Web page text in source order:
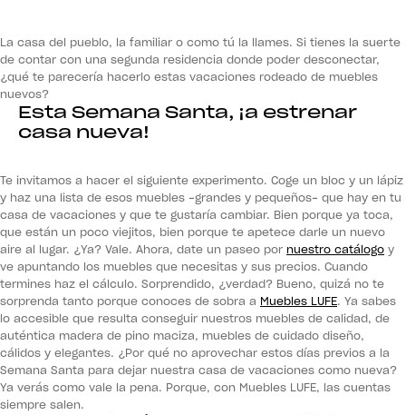
La casa del pueblo, la familiar o como tú la llames. Si tienes la suerte
de contar con una segunda residencia donde poder desconectar,
¿qué te parecería hacerlo estas vacaciones rodeado de muebles
nuevos?
Esta Semana Santa, ¡a estrenar
casa nueva!
Te invitamos a hacer el siguiente experimento. Coge un bloc y un lápiz
y haz una lista de esos muebles -grandes y pequeños- que hay en tu
casa de vacaciones y que te gustaría cambiar. Bien porque ya toca,
que están un poco viejitos, bien porque te apetece darle un nuevo
aire al lugar. ¿Ya? Vale. Ahora, date un paseo por nuestro catálogo y
ve apuntando los muebles que necesitas y sus precios. Cuando
termines haz el cálculo. Sorprendido, ¿verdad? Bueno, quizá no te
sorprenda tanto porque conoces de sobra a Muebles LUFE. Ya sabes
lo accesible que resulta conseguir nuestros muebles de calidad, de
auténtica madera de pino maciza, muebles de cuidado diseño,
cálidos y elegantes. ¿Por qué no aprovechar estos días previos a la
Semana Santa para dejar nuestra casa de vacaciones como nueva?
Ya verás como vale la pena. Porque, con Muebles LUFE, las cuentas
siempre salen.